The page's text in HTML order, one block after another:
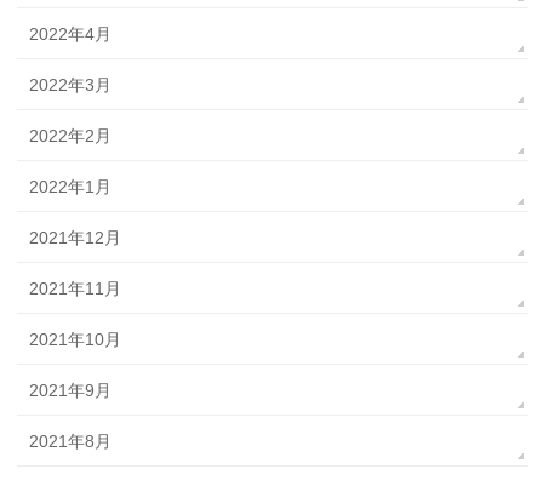
2022年4月
2022年3月
2022年2月
2022年1月
2021年12月
2021年11月
2021年10月
2021年9月
2021年8月